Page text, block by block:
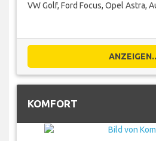
VW Golf, Ford Focus, Opel Astra,
KOMFORT